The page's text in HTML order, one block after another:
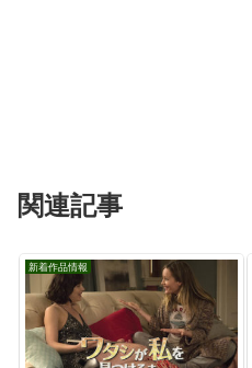
関連記事
新着作品情報